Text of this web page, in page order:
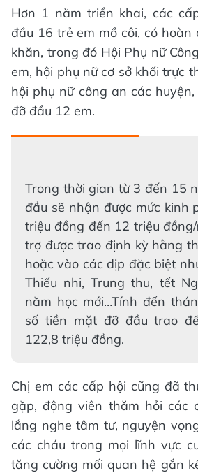
Hơn 1 năm triển khai, các
đầu 16 trẻ em mồ côi, có hoàn
khăn, trong đó Hội Phụ nữ
em, hội phụ nữ cơ sở khối trực
hội phụ nữ công an các
đỡ đầu 12 em.
Trong thời gian từ 3 đến 15
đầu sẽ nhận được mức kinh
triệu đồng đến 12 triệu
trợ được trao định kỳ hằng
hoặc vào các dịp đặc biệt
Thiếu nhi, Trung thu, tết
năm học mới…Tính đến
số tiền mặt đỡ đầu trao
122,8 triệu đồng.
Chị em các cấp hội cũng đã
gặp, động viên thăm hỏi các
lắng nghe tâm tư, nguyện
các cháu trong mọi lĩnh vực
tăng cường mối quan hệ gắn